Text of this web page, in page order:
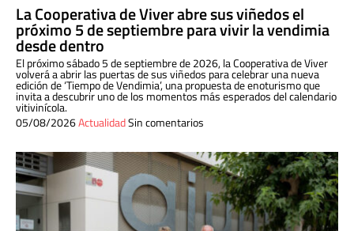
La Cooperativa de Viver abre sus viñedos el
próximo 5 de septiembre para vivir la vendimia
desde dentro
El próximo sábado 5 de septiembre de 2026, la Cooperativa de Viver
volverá a abrir las puertas de sus viñedos para celebrar una nueva
edición de ‘Tiempo de Vendimia’, una propuesta de enoturismo que
invita a descubrir uno de los momentos más esperados del calendario
vitivinícola.
05/08/2026ActualidadSin comentarios